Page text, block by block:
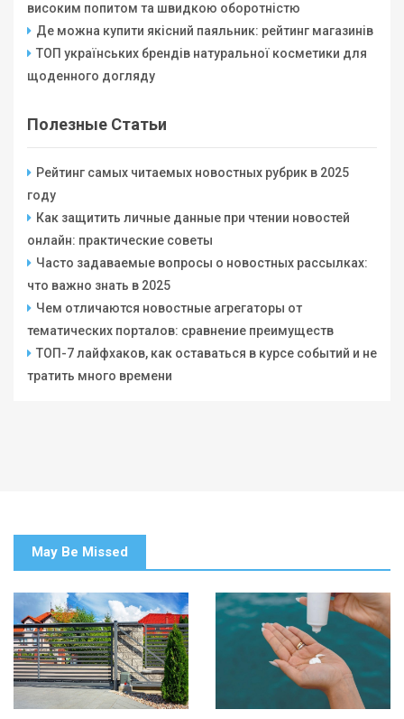
високим попитом та швидкою оборотністю
Де можна купити якісний паяльник: рейтинг магазинів
ТОП українських брендів натуральної косметики для
щоденного догляду
Полезные Статьи
Рейтинг самых читаемых новостных рубрик в 2025
году
Как защитить личные данные при чтении новостей
онлайн: практические советы
Часто задаваемые вопросы о новостных рассылках:
что важно знать в 2025
Чем отличаются новостные агрегаторы от
тематических порталов: сравнение преимуществ
ТОП-7 лайфхаков, как оставаться в курсе событий и не
тратить много времени
May Be Missed